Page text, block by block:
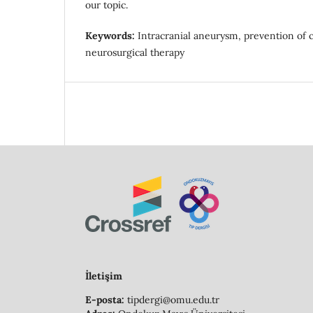
our topic.
Keywords: Intracranial aneurysm, prevention of
neurosurgical therapy
İletişim
E-posta: tipdergi@omu.edu.tr